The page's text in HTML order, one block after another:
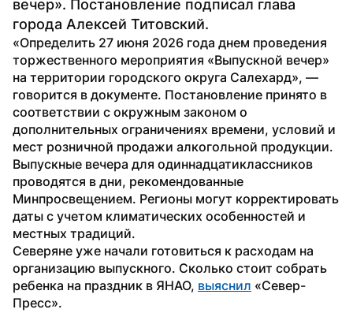
вечер». Постановление подписал глава
города Алексей Титовский.
«Определить 27 июня 2026 года днем проведения
торжественного мероприятия «Выпускной вечер»
на территории городского округа Салехард», —
говорится в документе. Постановление принято в
соответствии с окружным законом о
дополнительных ограничениях времени, условий и
мест розничной продажи алкогольной продукции.
Выпускные вечера для одиннадцатиклассников
проводятся в дни, рекомендованные
Минпросвещением. Регионы могут корректировать
даты с учетом климатических особенностей и
местных традиций.
Северяне уже начали готовиться к расходам на
организацию выпускного. Сколько стоит собрать
ребенка на праздник в ЯНАО, выяснил «Север-
Пресс».